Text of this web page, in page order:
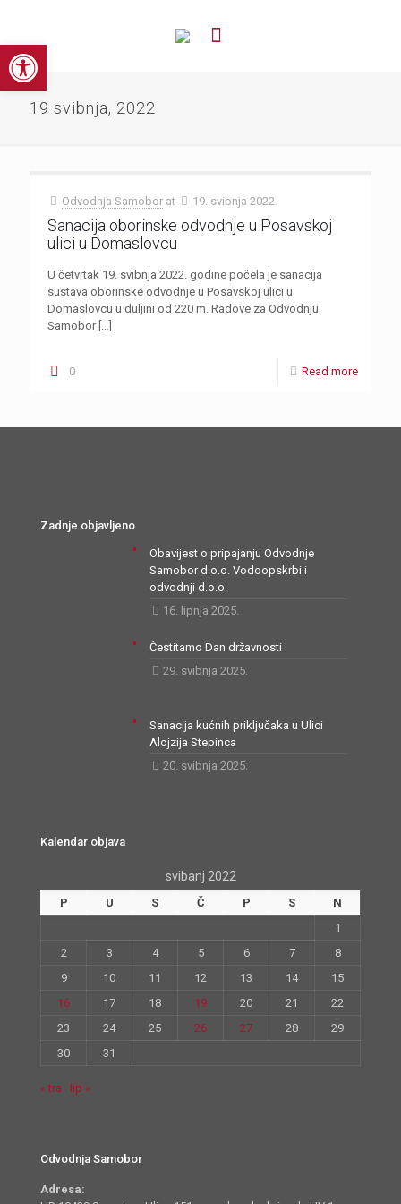
Open toolbar
19 svibnja, 2022
Odvodnja Samobor at 19. svibnja 2022.
Sanacija oborinske odvodnje u Posavskoj
ulici u Domaslovcu
U četvrtak 19. svibnja 2022. godine počela je sanacija
sustava oborinske odvodnje u Posavskoj ulici u
Domaslovcu u duljini od 220 m. Radove za Odvodnju
Samobor[…]
0 Read more
Zadnje objavljeno
Obavijest o pripajanju Odvodnje
Samobor d.o.o. Vodoopskrbi i
odvodnji d.o.o.
16. lipnja 2025.
Čestitamo Dan državnosti
29. svibnja 2025.
Sanacija kućnih priključaka u Ulici
Alojzija Stepinca
20. svibnja 2025.
Kalendar objava
svibanj 2022
P U S Č P S
N
1
2
3 4 5 6 7
8
9
10 11 12 13 14
15
16
17 18 19 20 21
22
23
24 25 26 27 28
29
30
31
« tra lip »
Odvodnja Samobor
Adresa: